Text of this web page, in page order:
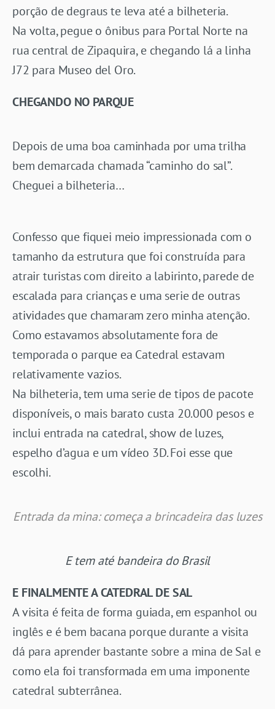
porção de degraus te leva até a bilheteria.
Na volta, pegue o ônibus para Portal Norte na
rua central de Zipaquira, e chegando lá a linha
J72 para Museo del Oro.
CHEGANDO NO PARQUE
Depois de uma boa caminhada por uma trilha
bem demarcada chamada “caminho do sal”.
Cheguei a bilheteria…
Confesso que fiquei meio impressionada com o
tamanho da estrutura que foi construída para
atrair turistas com direito a labirinto, parede de
escalada para crianças e uma serie de outras
atividades que chamaram zero minha atenção.
Como estavamos absolutamente fora de
temporada o parque ea Catedral estavam
relativamente vazios.
Na bilheteria, tem uma serie de tipos de pacote
disponíveis, o mais barato custa 20.000 pesos e
inclui entrada na catedral, show de luzes,
espelho d’agua e um vídeo 3D. Foi esse que
escolhi.
Entrada da mina: começa a brincadeira das luzes
E tem até bandeira do Brasil
E FINALMENTE A CATEDRAL DE SAL
A visita é feita de forma guiada, em espanhol ou
inglês e é bem bacana porque durante a visita
dá para aprender bastante sobre a mina de Sal e
como ela foi transformada em uma imponente
catedral subterrânea.